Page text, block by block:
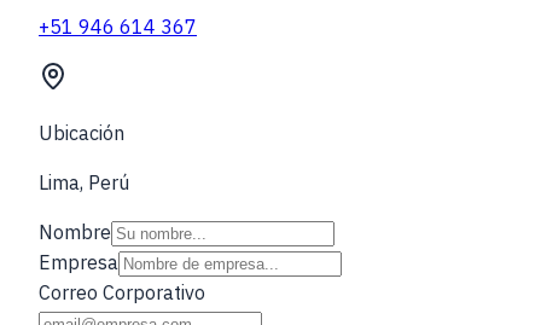
+51 946 614 367
Ubicación
Lima, Perú
Nombre
Empresa
Correo Corporativo